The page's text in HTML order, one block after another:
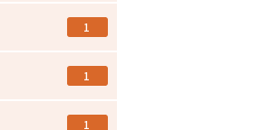
1
1
1